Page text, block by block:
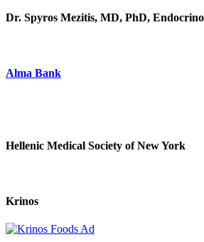
Dr. Spyros Mezitis, MD, PhD,
Alma Bank
Hellenic Medical Society of New York
Krinos